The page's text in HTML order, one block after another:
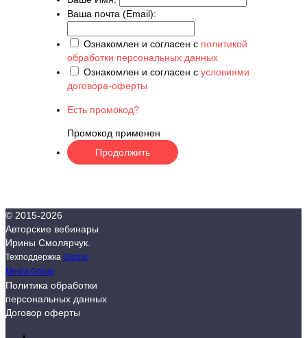
Ваша почта (Email):
Ознакомлен и согласен с политикой
обработки персональных данных
Ознакомлен и согласен с условиями
договора-оферты
Есть промокод?
Промокод применен
© 2015-2026
Авторские вебинары
Ирины Смолярчук.
Техподдержка Global
Media Group
Политика обработки
персональных данных
Договор оферты